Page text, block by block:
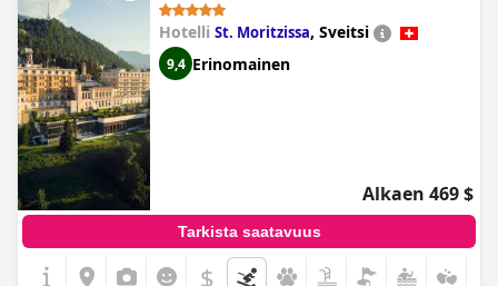
Hotelli St. Moritzissa, Sveitsi
9,4 Erinomainen
Alkaen 469 $
Tarkista saatavuus
$